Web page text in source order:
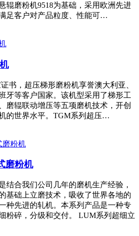
辊磨粉机9518为基础，采用欧洲先进
足客户对产品粒度、性能可…
书，超压梯形磨粉机享誉澳大利亚、
牙等客户国家。该机型采用了梯形工
磨辊联动增压等五项磨机技术，开创
的世界水平。TGM系列超压…
磨粉机
结合我们公司几年的磨机生产经验，
基础上立磨技术，吸收了世界各地的
种先进的轧机。本系列产品是一种专
粉碎，分级和交付。 LUM系列超细立